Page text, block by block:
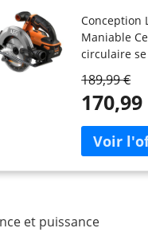
300
mm,
blocage
Livrée
disque de
1 clé à
SMT355
Conception
Maniable
circulaire
ergonomie
compacité,
confortable
de longues
de travail La
fatigue de
189,99 €
170,99
et puissance